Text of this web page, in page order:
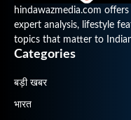
hindawazmedia.com
expert analysis, lifestyle
topics that matter to
Categories
बड़ी खबर
भारत